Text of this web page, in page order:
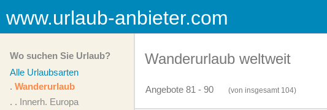
www.urlaub-anbieter.com
Wo suchen Sie Urlaub?
Alle Urlaubsarten
. Wanderurlaub
. . Innerh. Europa
Wanderurlaub weltweit
Angebote 81 - 90 (von insgesamt104)